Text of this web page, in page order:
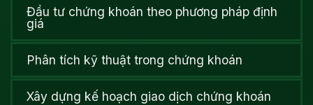
Đầu tư chứng khoán theo phương pháp định
giá
Phân tích kỹ thuật trong chứng khoán
Xây dựng kế hoạch giao dịch chứng khoán